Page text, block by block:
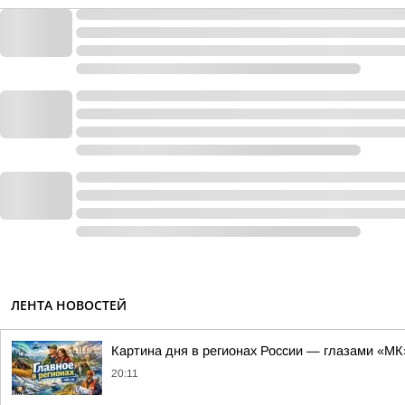
ЛЕНТА НОВОСТЕЙ
Картина дня в регионах России — глазами
20:11